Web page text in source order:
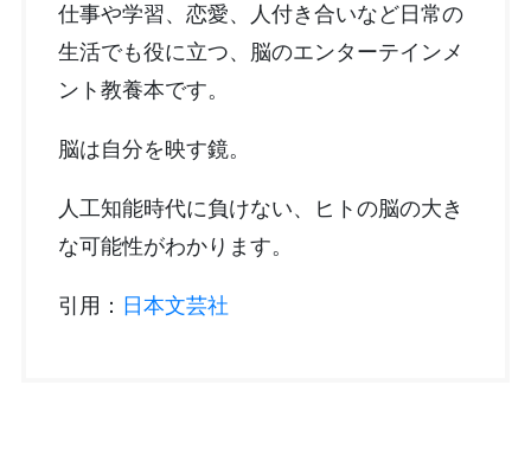
仕事や学習、恋愛、人付き合いなど日常の
生活でも役に立つ、脳のエンターテインメ
ント教養本です。
脳は自分を映す鏡。
人工知能時代に負けない、ヒトの脳の大き
な可能性がわかります。
引用： 日本文芸社